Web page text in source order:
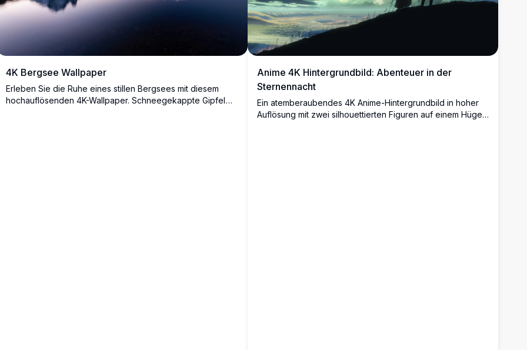
4K Bergsee Wallpaper
Erleben Sie die Ruhe eines stillen Bergsees mit diesem
hochauflösenden 4K-Wallpaper. Schneegekappte Gipfel
Anime 4K Hintergrundbild: Abenteuer in der
Sternennacht
Ein atemberaubendes 4K Anime-Hintergrundbild in hoher
Auflösung mit zwei silhouettierten Figuren auf einem Hügel